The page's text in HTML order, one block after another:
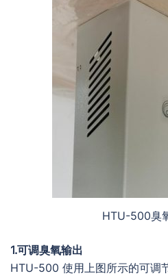
HTU-500臭
1.可调臭氧输出
HTU-500 使用上图所示的可调